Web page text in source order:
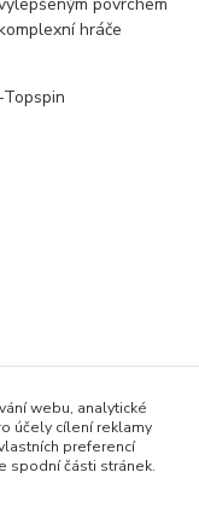
hráče
webu, analytické
účely cílení reklamy
preferencí
spodní části stránek.